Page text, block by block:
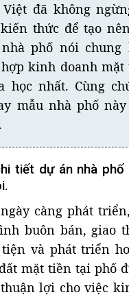
đã không
thức để tạo
phố nói chung
kinh doanh
học nhất. Cùng
mẫu nhà phố
tiết dự án nhà
càng phát
buôn bán, giao
và phát triển
mặt tiền tại phố
lợi cho việc